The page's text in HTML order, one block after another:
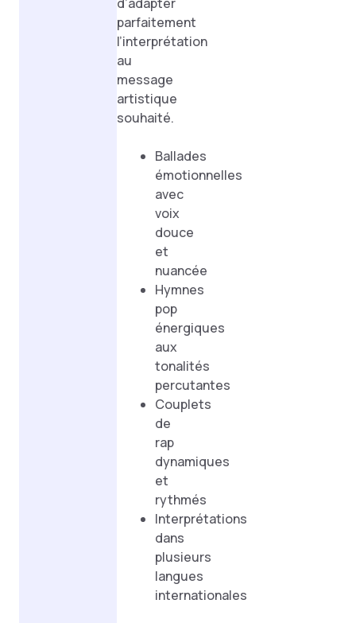
parfaitement
l’interprétation
au
message
artistique
souhaité.
Ballades
émotionnelles
avec
voix
douce
et
nuancée
Hymnes
pop
énergiques
aux
tonalités
percutantes
Couplets
de
rap
dynamiques
et
rythmés
Interprétations
dans
plusieurs
langues
internationales